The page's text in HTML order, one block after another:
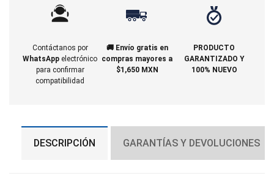
Contáctanos por
WhatsApp electrónico
para confirmar
compatibilidad
🚚 Envío gratis en
compras mayores a
$1,650 MXN
PRODUCTO
GARANTIZADO Y
100% NUEVO
DESCRIPCIÓN GARANTÍAS Y DEVOLUCIONES